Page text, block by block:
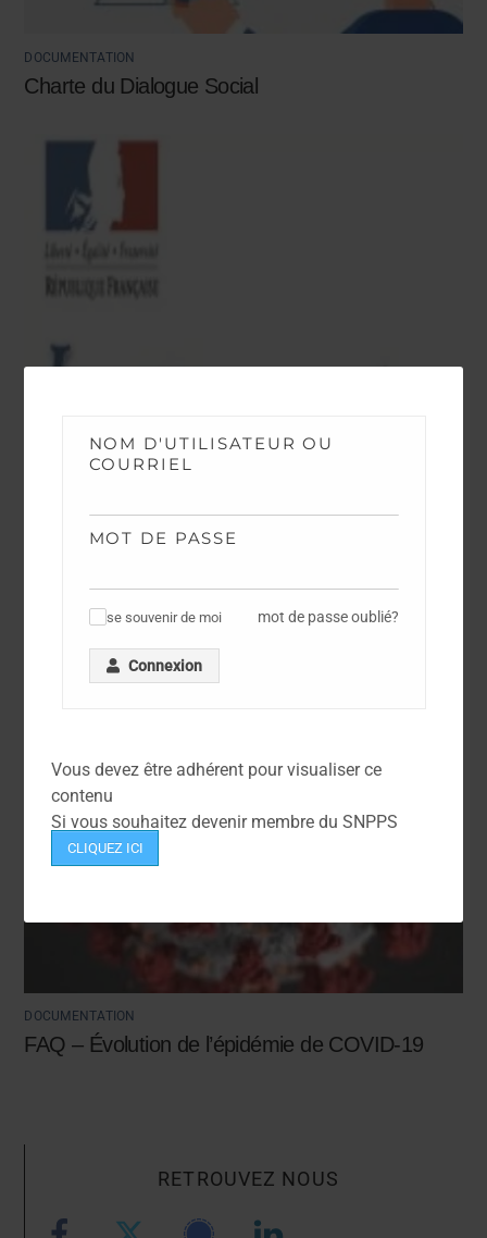
NOM D'UTILISATEUR OU
COURRIEL
MOT DE PASSE
se souvenir de moi mot de passe oublié?
Connexion
Vous devez être adhérent pour visualiser ce
contenu
Si vous souhaitez devenir membre du SNPPS
CLIQUEZ ICI
DOCUMENTATION
Charte du Dialogue Social
DOCUMENTATION
FAQ – Évolution de l’épidémie de COVID-19
RETROUVEZ NOUS